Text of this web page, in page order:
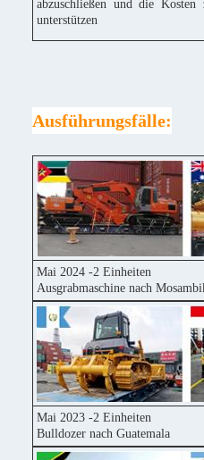
abzuschließen und die
unterstützen
Ausführungsfälle:
Mai 2024 -2 Einheiten
Ausgrabmaschine nach
Mai 2023 -2 Einheiten
Bulldozer nach Guatemala